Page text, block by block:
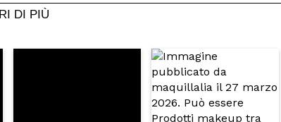
Immaginalo...
5/5
DI PIÙ